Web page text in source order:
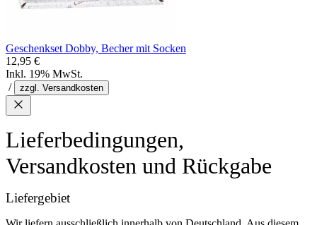
Geschenkset Dobby, Becher mit Socken
12,95 €
Inkl. 19% MwSt.
/
zzgl. Versandkosten
Lieferbedingungen,
Versandkosten und Rückgabe
Liefergebiet